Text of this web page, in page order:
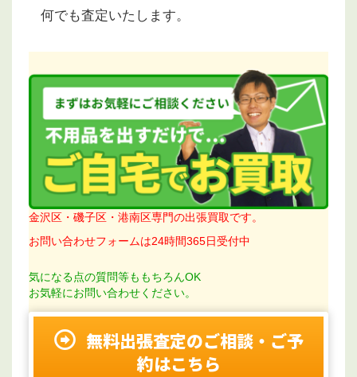
何でも査定いたします。
金沢区・磯子区・港南区専門の出張買取です。
お問い合わせフォームは24時間365日受付中
気になる点の質問等ももちろんOK
お気軽にお問い合わせください。
無料出張査定のご相談・ご予
約はこちら